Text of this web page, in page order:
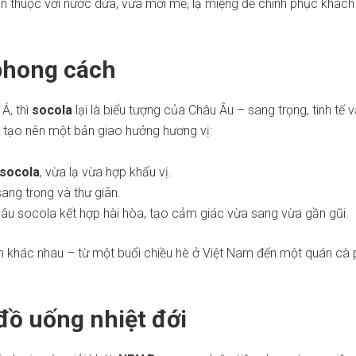
thuộc với nước dừa, vừa mới mẻ, lạ miệng để chinh phục
cách
thì socola lại là biểu tượng của Châu Âu – sang trọng, tinh tế
nên một bản giao hưởng hương vị:
, vừa lạ vừa hợp khẩu vị.
trọng và thư giãn.
socola kết hợp hài hòa, tạo cảm giác vừa sang vừa gần gũi.
nhau – từ một buổi chiều hè ở Việt Nam đến một quán cà
uống nhiệt đới